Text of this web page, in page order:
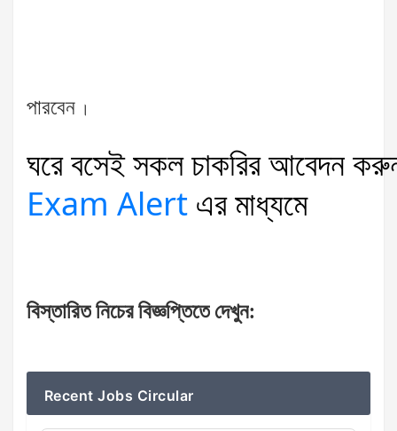
পারবেন ।
ঘরে বসেই সকল চাকরির আবেদন
Exam Alert এর মাধ্যমে
বিস্তারিতনিচেরবিজ্ঞপ্তিতে দেখুন:
Recent Jobs Circular